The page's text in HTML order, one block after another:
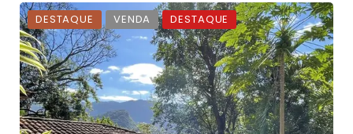
DESTAQUE VENDA DESTAQUE